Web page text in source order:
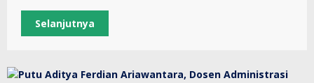
Selanjutnya